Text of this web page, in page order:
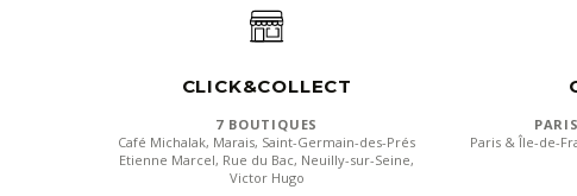
CLICK&COLLECT
7 BOUTIQUES
Café Michalak, Marais, Saint-Germain-des-Prés
Etienne Marcel, Rue du Bac, Neuilly-sur-Seine,
Victor Hugo
Paris & Île-de-